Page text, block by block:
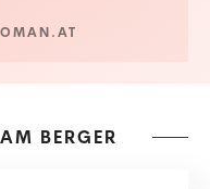
BERGER